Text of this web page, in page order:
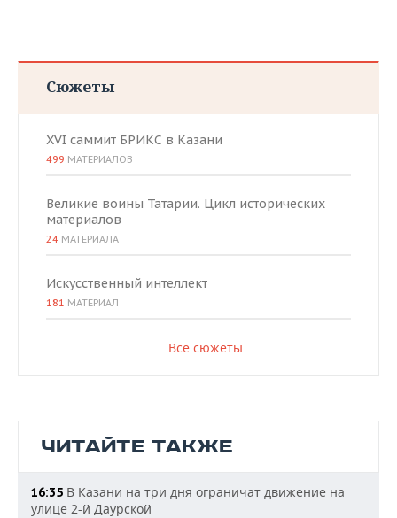
Сюжеты
XVI саммит БРИКС в Казани
499 МАТЕРИАЛОВ
Великие воины Татарии. Цикл исторических
материалов
24 МАТЕРИАЛА
Искусственный интеллект
181 МАТЕРИАЛ
Все сюжеты
ЧИТАЙТЕ ТАКЖЕ
16:35 В Казани на три дня ограничат движение на
улице 2-й Даурской